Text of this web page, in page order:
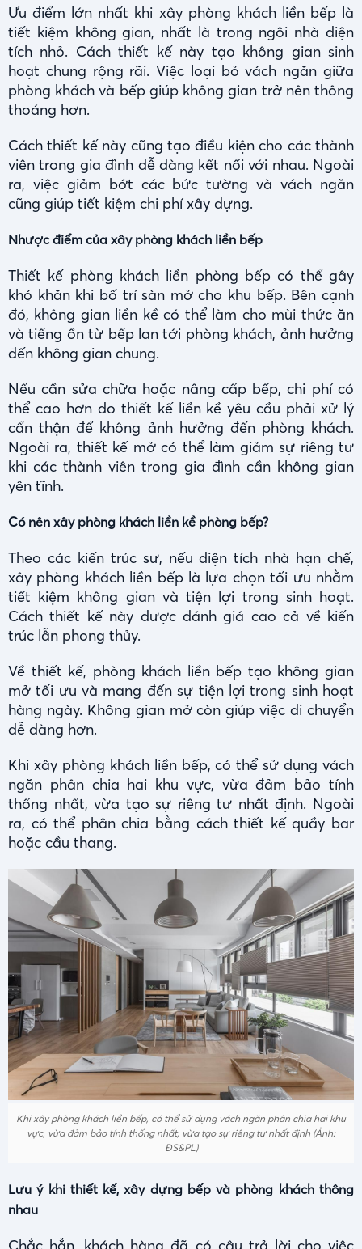
Ưu điểm lớn nhất khi xây phòng khách liền bếp là
tiết kiệm không gian, nhất là trong ngôi nhà diện
tích nhỏ. Cách thiết kế này tạo không gian sinh
hoạt chung rộng rãi. Việc loại bỏ vách ngăn giữa
phòng khách và bếp giúp không gian trở nên thông
thoáng hơn.
Cách thiết kế này cũng tạo điều kiện cho các thành
viên trong gia đình dễ dàng kết nối với nhau. Ngoài
ra, việc giảm bớt các bức tường và vách ngăn
cũng giúp tiết kiệm chi phí xây dựng.
Nhược điểm của xây phòng khách liền bếp
Thiết kế phòng khách liền phòng bếp có thể gây
khó khăn khi bố trí sàn mở cho khu bếp. Bên cạnh
đó, không gian liền kề có thể làm cho mùi thức ăn
và tiếng ồn từ bếp lan tới phòng khách, ảnh hưởng
đến không gian chung.
Nếu cần sửa chữa hoặc nâng cấp bếp, chi phí có
thể cao hơn do thiết kế liền kề yêu cầu phải xử lý
cẩn thận để không ảnh hưởng đến phòng khách.
Ngoài ra, thiết kế mở có thể làm giảm sự riêng tư
khi các thành viên trong gia đình cần không gian
yên tĩnh.
Có nên xây phòng khách liền kề phòng bếp?
Theo các kiến trúc sư, nếu diện tích nhà hạn chế,
xây phòng khách liền bếp là lựa chọn tối ưu nhằm
tiết kiệm không gian và tiện lợi trong sinh hoạt.
Cách thiết kế này được đánh giá cao cả về kiến
trúc lẫn phong thủy.
Về thiết kế, phòng khách liền bếp tạo không gian
mở tối ưu và mang đến sự tiện lợi trong sinh hoạt
hàng ngày. Không gian mở còn giúp việc di chuyển
dễ dàng hơn.
Khi xây phòng khách liền bếp, có thể sử dụng vách
ngăn phân chia hai khu vực, vừa đảm bảo tính
thống nhất, vừa tạo sự riêng tư nhất định. Ngoài
ra, có thể phân chia bằng cách thiết kế quầy bar
hoặc cầu thang.
Khi xây phòng khách liền bếp, có thể sử dụng vách ngăn phân chia hai khu
vực, vừa đảm bảo tính thống nhất, vừa tạo sự riêng tư nhất định (Ảnh:
ĐS&PL)
Lưu ý khi thiết kế, xây dựng bếp và phòng khách thông
nhau